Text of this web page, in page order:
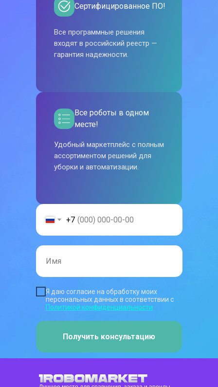
Сертифицированное ПО!
Все программные решения
входят в российский реестр —
гарантия надежности.
Все роботы в одном
месте!
Удобный маркетплейс с полным
ассортиментом решений для
уборки и автоматизации.
+7
Я даю согласие на обработку моих
персональных данных в соответствии с
Политикой конфиденциальности
Получить консультацию